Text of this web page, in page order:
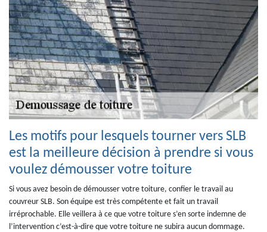
Les motifs pour lesquels tourner vers SLB
est la meilleure décision à prendre si vous
voulez démousser votre toiture
Si vous avez besoin de démousser votre toiture, confier le travail au
couvreur SLB. Son équipe est très compétente et fait un travail
irréprochable. Elle veillera à ce que votre toiture s’en sorte indemne de
l’intervention c’est-à-dire que votre toiture ne subira aucun dommage.